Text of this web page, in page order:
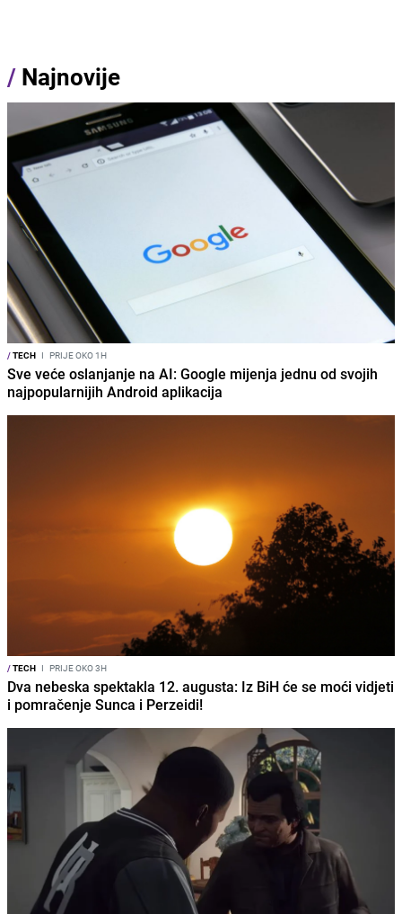
/ Najnovije
/TECH I PRIJE OKO 1H
Sve veće oslanjanje na AI: Google mijenja jednu od svojih
najpopularnijih Android aplikacija
/TECH I PRIJE OKO 3H
Dva nebeska spektakla 12. augusta: Iz BiH će se moći vidjeti
i pomračenje Sunca i Perzeidi!